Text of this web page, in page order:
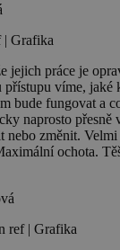
jejich práce je
víme, jaké
bude fungovat a
naprosto přesně
nebo změnit.
ochota.